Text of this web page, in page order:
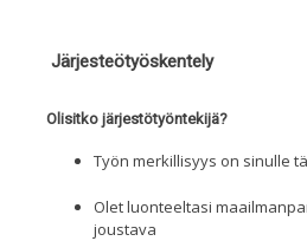
Järjesteötyöskentely
Olisitko järjestötyöntekijä?
Työn merkillisyys on sinulle
Olet luonteeltasi
joustava